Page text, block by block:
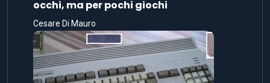
occhi, ma per pochi giochi
Cesare Di Mauro